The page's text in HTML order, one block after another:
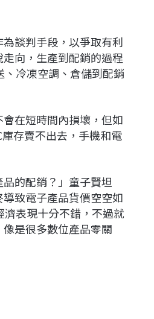
談判手段，以爭取有利
向，生產到配銷的過程
冷凍空調、倉儲到配銷
在短時間內損壞，但如
存賣不出去，手機和電
的配銷？」童子賢坦
致電子產品貨價空空如
表現十分不錯，不過就
是很多數位產品零關